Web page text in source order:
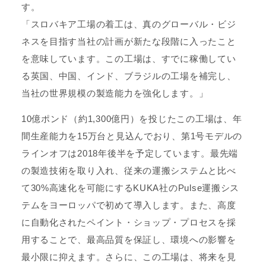
す。
「スロバキア工場の着工は、真のグローバル・ビジ
ネスを目指す当社の計画が新たな段階に入ったこと
を意味しています。この工場は、すでに稼働してい
る英国、中国、インド、ブラジルの工場を補完し、
当社の世界規模の製造能力を強化します。」
10億ポンド（約1,300億円）を投じたこの工場は、年
間生産能力を15万台と見込んでおり、第1号モデルの
ラインオフは2018年後半を予定しています。最先端
の製造技術を取り入れ、従来の運搬システムと比べ
て30%高速化を可能にするKUKA社のPulse運搬シス
テムをヨーロッパで初めて導入します。また、高度
に自動化されたペイント・ショップ・プロセスを採
用することで、最高品質を保証し、環境への影響を
最小限に抑えます。さらに、この工場は、将来を見